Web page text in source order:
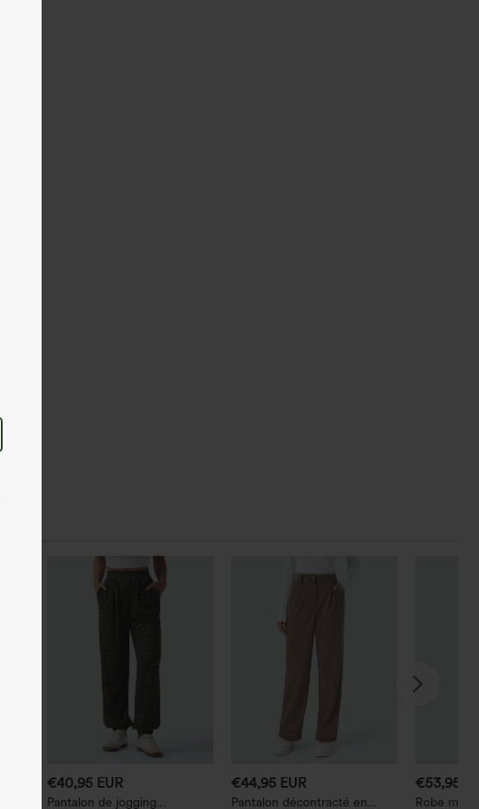
€40,95 EUR
Pantalon de jogging
€44,95 EUR
Pantalon décontracté en
€53,95
Robe midi